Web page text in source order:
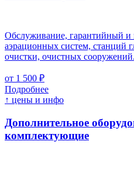
Обслуживание, гарантийный и
аэрационных систем, станций
очистки, очистных сооружений.
от 1 500 ₽
Подробнее
↑ цены и инфо
Дополнительное
комплектующие